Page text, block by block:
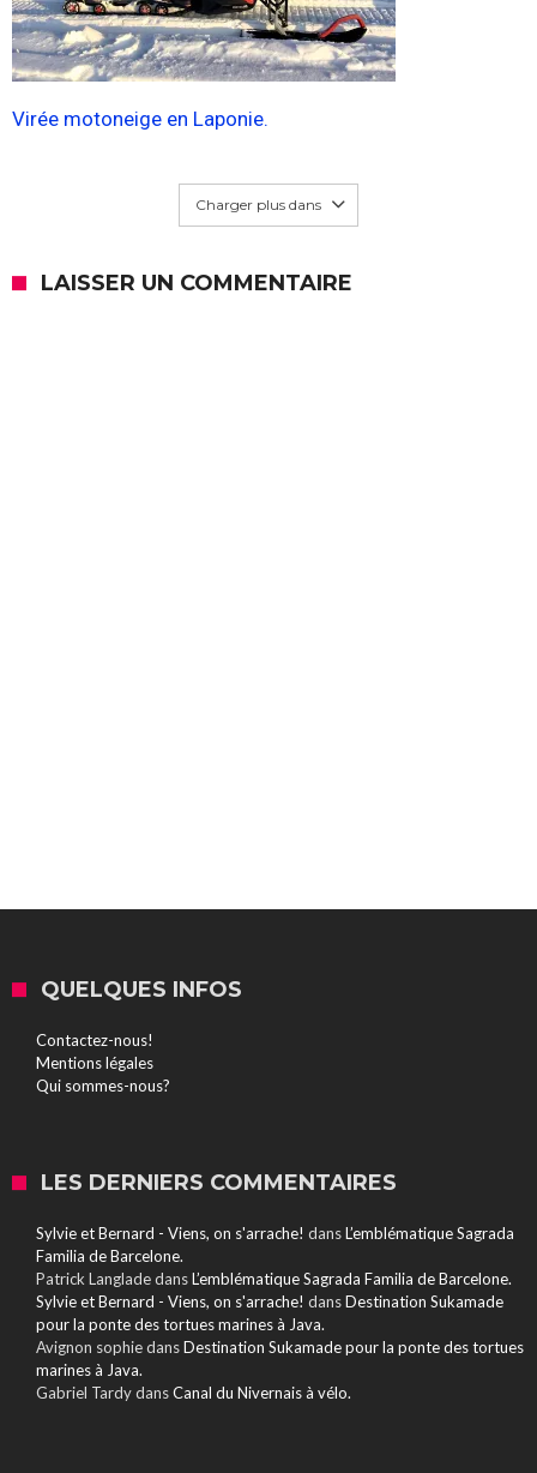
Virée motoneige en Laponie.
Charger plus dans
LAISSER UN COMMENTAIRE
QUELQUES INFOS
Contactez-nous!
Mentions légales
Qui sommes-nous?
LES DERNIERS COMMENTAIRES
Sylvie et Bernard - Viens, on s'arrache! dansL’emblématique Sagrada
Familia de Barcelone.
Patrick LangladedansL’emblématique Sagrada Familia de Barcelone.
Sylvie et Bernard - Viens, on s'arrache! dansDestination Sukamade
pour la ponte des tortues marines à Java.
Avignon sophiedansDestination Sukamade pour la ponte des tortues
marines à Java.
Gabriel TardydansCanal du Nivernais à vélo.